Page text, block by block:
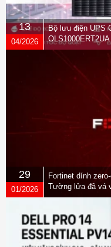
13
04/2026
Bộ lưu điện UPS
OLS1000ERT2UA
29
01/2026
Fortinet dính
Tường lửa đã vá
quyền